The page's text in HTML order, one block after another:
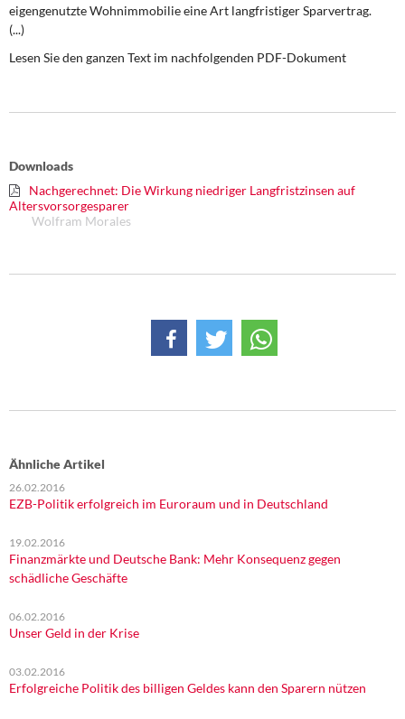
eigengenutzte Wohnimmobilie eine Art langfristiger Sparvertrag.
(...)
Lesen Sie den ganzen Text im nachfolgenden PDF-Dokument
Downloads
Nachgerechnet: Die Wirkung niedriger Langfristzinsen auf
Altersvorsorgesparer
Wolfram Morales
Ähnliche Artikel
26.02.2016
EZB-Politik erfolgreich im Euroraum und in Deutschland
19.02.2016
Finanzmärkte und Deutsche Bank: Mehr Konsequenz gegen
schädliche Geschäfte
06.02.2016
Unser Geld in der Krise
03.02.2016
Erfolgreiche Politik des billigen Geldes kann den Sparern nützen